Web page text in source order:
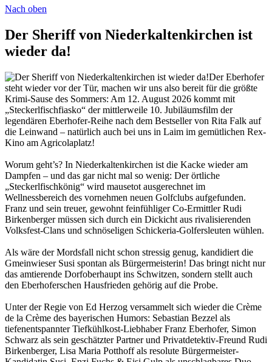
Nach oben
Der Sheriff von Niederkaltenkirchen ist
wieder da!
Der Eberhofer
steht wieder vor der Tür, machen wir uns also bereit für die größte
Krimi-Sause des Sommers: Am 12. August 2026 kommt mit
„Steckerlfischfiasko“ der mittlerweile 10. Jubiläumsfilm der
legendären Eberhofer-Reihe nach dem Bestseller von Rita Falk auf
die Leinwand – natürlich auch bei uns in Laim im gemütlichen Rex-
Kino am Agricolaplatz!
Worum geht’s? In Niederkaltenkirchen ist die Kacke wieder am
Dampfen – und das gar nicht mal so wenig: Der örtliche
„Steckerlfischkönig“ wird mausetot ausgerechnet im
Wellnessbereich des vornehmen neuen Golfclubs aufgefunden.
Franz und sein treuer, gewohnt feinfühliger Co-Ermittler Rudi
Birkenberger müssen sich durch ein Dickicht aus rivalisierenden
Volksfest-Clans und schnöseligen Schickeria-Golfersleuten wühlen.
Als wäre der Mordsfall nicht schon stressig genug, kandidiert die
Gmeinwieser Susi spontan als Bürgermeisterin! Das bringt nicht nur
das amtierende Dorfoberhaupt ins Schwitzen, sondern stellt auch
den Eberhoferschen Hausfrieden gehörig auf die Probe.
Unter der Regie von Ed Herzog versammelt sich wieder die Crème
de la Crème des bayerischen Humors: Sebastian Bezzel als
tiefenentspannter Tiefkühlkost-Liebhaber Franz Eberhofer, Simon
Schwarz als sein geschätzter Partner und Privatdetektiv-Freund Rudi
Birkenberger, Lisa Maria Potthoff als resolute Bürgermeister-